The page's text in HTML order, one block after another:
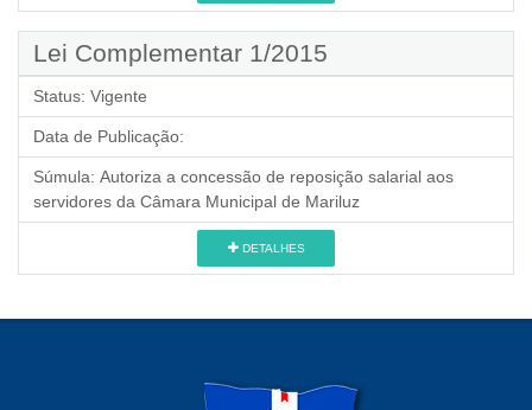
Lei Complementar 1/2015
Status: Vigente
Data de Publicação:
Súmula: Autoriza a concessão de reposição salarial aos
servidores da Câmara Municipal de Mariluz
DETALHES